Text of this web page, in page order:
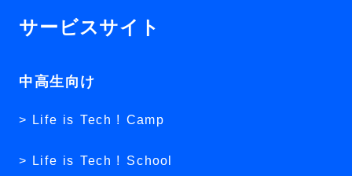
サービスサイト
中高生向け
Life is Tech ! Camp
Life is Tech ! School